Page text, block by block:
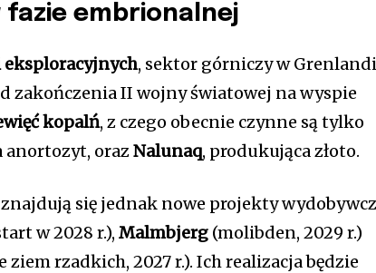
embrionalnej
eksploracyjnych, sektor górniczy w
zakończenia II wojny światowej na wyspie
kopalń, z czego obecnie czynne są tylko
anortozyt, orazNalunaq, produkująca złoto.
się jednak nowe projekty
w 2028 r.),Malmbjerg (molibden, 2029 r.)
ziem rzadkich, 2027 r.). Ich realizacja będzie